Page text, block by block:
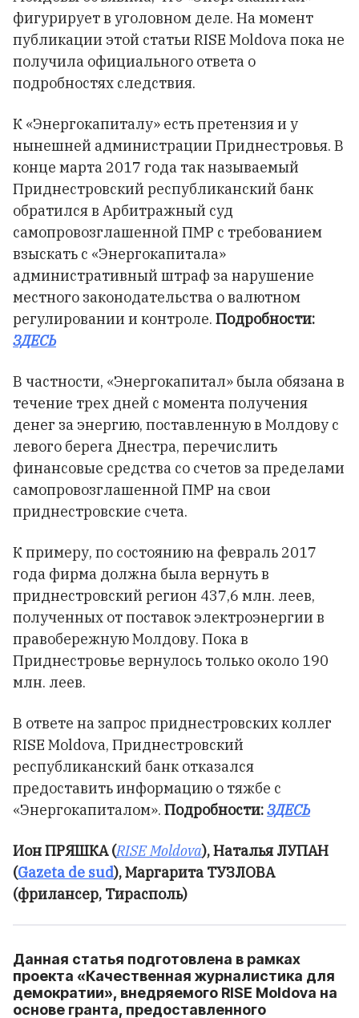
фигурирует в уголовном деле. На момент
публикации этой статьи RISE Moldova пока не
получила официального ответа о
подробностях следствия.
К «Энергокапиталу» есть претензия и у
нынешней администрации Приднестровья. В
конце марта 2017 года так называемый
Приднестровский республиканский банк
обратился в Арбитражный суд
самопровозглашенной ПМР с требованием
взыскать с «Энергокапитала»
административный штраф за нарушение
местного законодательства о валютном
регулировании и контроле. Подробности:
ЗДЕСЬ
В частности, «Энергокапитал» была обязана в
течение трех дней с момента получения
денег за энергию, поставленную в Молдову с
левого берега Днестра, перечислить
финансовые средства со счетов за пределами
самопровозглашенной ПМР на свои
приднестровские счета.
К примеру, по состоянию на февраль 2017
года фирма должна была вернуть в
приднестровский регион 437,6 млн. леев,
полученных от поставок электроэнергии в
правобережную Молдову. Пока в
Приднестровье вернулось только около 190
млн. леев.
В ответе на запрос приднестровских коллег
RISE Moldova, Приднестровский
республиканский банк отказался
предоставить информацию о тяжбе с
«Энергокапиталом». Подробности:ЗДЕСЬ
Ион ПРЯШКА (RISE Moldova), Наталья ЛУПАН
(Gazeta de sud), Маргарита ТУЗЛОВА
(фрилансер, Тирасполь)
Данная статья подготовлена в рамках
проекта «Качественная журналистика для
демократии», внедряемого RISE Moldova на
основе гранта, предоставленного